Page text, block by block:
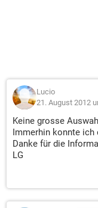
Lucio
21. August 2012
Keine grosse
Immerhin konnte ich
Danke für die
LG